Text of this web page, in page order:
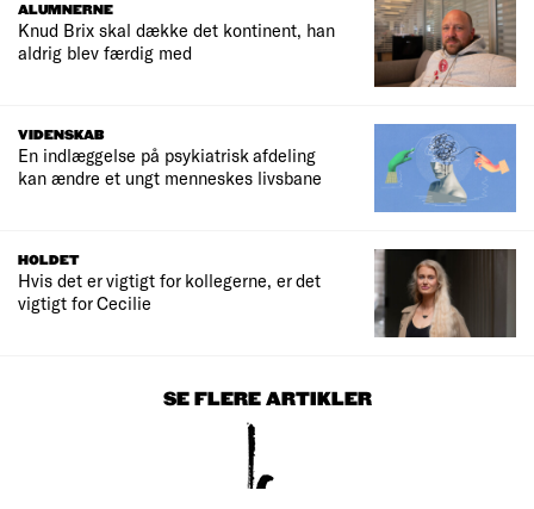
ALUMNERNE
Knud Brix skal dække det kontinent, han
aldrig blev færdig med
VIDENSKAB
En indlæggelse på psykiatrisk afdeling
kan ændre et ungt menneskes livsbane
HOLDET
Hvis det er vigtigt for kollegerne, er det
vigtigt for Cecilie
SE FLERE ARTIKLER